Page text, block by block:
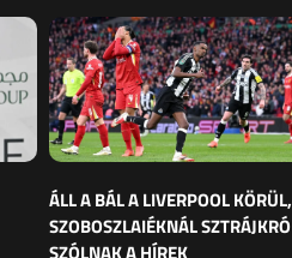
ÁLL A BÁL A LIVERPOOL KÖRÜL,
SZOBOSZLAIÉKNÁL